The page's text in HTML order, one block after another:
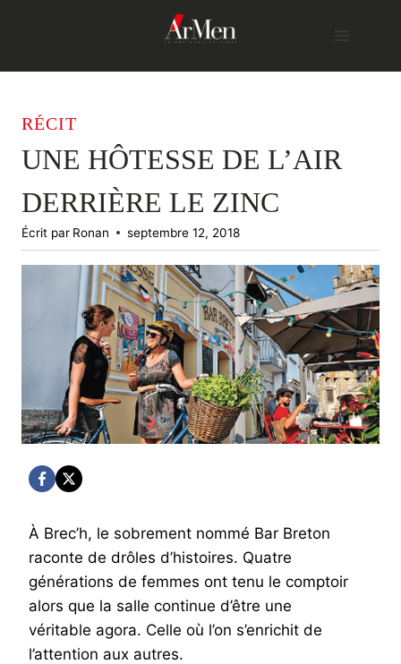
RÉCIT
UNE HÔTESSE DE L’AIR
DERRIÈRE LE ZINC
Écrit par Ronan septembre 12, 2018
À Brec’h, le sobrement nommé Bar Breton
raconte de drôles d’histoires. Quatre
générations de femmes ont tenu le comptoir
alors que la salle continue d’être une
véritable agora. Celle où l’on s’enrichit de
l’attention aux autres.